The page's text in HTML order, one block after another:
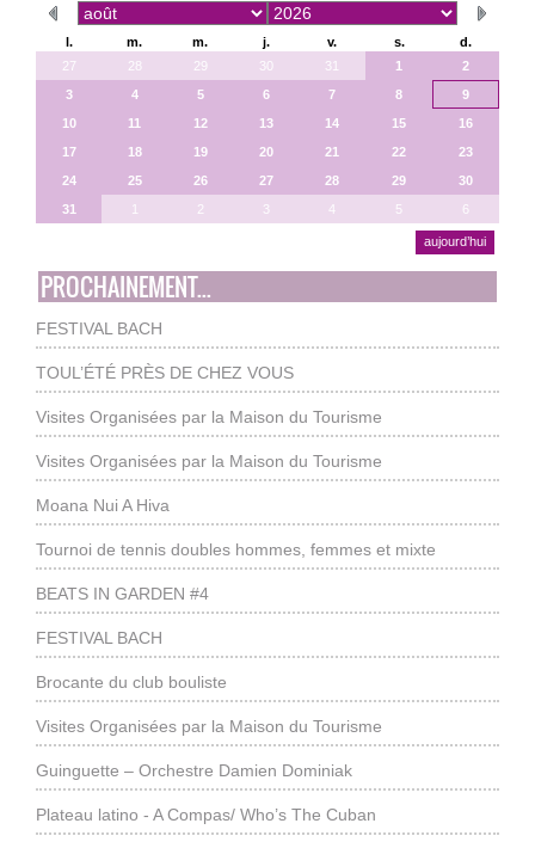
l. m. m. j. v. s.
d.
27
28 29 30 31 1
2
3
4 5 6 7 8
9
10
11 12 13 14 15
16
17
18 19 20 21 22
23
24
25 26 27 28 29
30
31
2 3 4 5 6
aujourd’hui
PROCHAINEMENT...
FESTIVAL BACH
TOUL’ÉTÉ PRÈS DE CHEZ VOUS
Visites Organisées par la Maison du Tourisme
Visites Organisées par la Maison du Tourisme
Moana Nui A Hiva
Tournoi de tennis doubles hommes, femmes et mixte
BEATS IN GARDEN #4
FESTIVAL BACH
Brocante du club bouliste
Visites Organisées par la Maison du Tourisme
Guinguette – Orchestre Damien Dominiak
Plateau latino - A Compas/ Who’s The Cuban